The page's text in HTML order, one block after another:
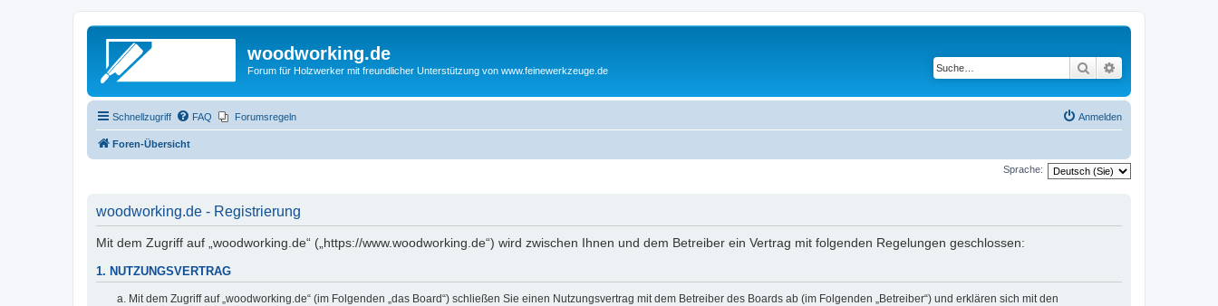
woodworking.de
Forum für Holzwerker mit freundlicher Unterstützung von www.feinewerkzeuge.de Suche
Schnellzugriff FAQ Forumsregeln Anmelden
Foren-Übersicht
Sprache:
woodworking.de - Registrierung
Mit dem Zugriff auf „woodworking.de“ („https://www.woodworking.de“) wird zwischen Ihnen und dem Betreiber ein Vertrag mit folgenden Regelungen geschlossen:
1. NUTZUNGSVERTRAG
Mit dem Zugriff auf „woodworking.de“ (im Folgenden „das Board“) schließen Sie einen Nutzungsvertrag mit dem Betreiber des Boards ab (im Folgenden „Betreiber“) und erklären sich mit den